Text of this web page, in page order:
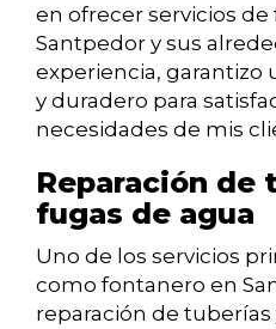
en ofrecer servicios
Santpedor y sus
experiencia, garantizo
y duradero para
necesidades de mis
Reparación de
fugas de agua
Uno de los servicios
como fontanero en
reparación de tuberías